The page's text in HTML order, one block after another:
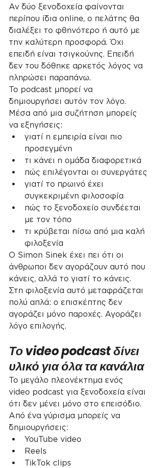
Αν δύο ξενοδοχεία φαίνονται
περίπου ίδια online, ο πελάτης θα
διαλέξει το φθηνότερο ή αυτό με
την καλύτερη προσφορά. Όχι
επειδή είναι τσιγκούνης. Επειδή
δεν του δόθηκε αρκετός λόγος να
πληρώσει παραπάνω.
Το podcast μπορεί να
δημιουργήσει αυτόν τον λόγο.
Μέσα από μια συζήτηση μπορείς
να εξηγήσεις:
γιατί η εμπειρία είναι πιο
προσεγμένη
τι κάνει η ομάδα διαφορετικά
πώς επιλέγονται οι συνεργάτες
γιατί το πρωινό έχει
συγκεκριμένη φιλοσοφία
πώς το ξενοδοχείο συνδέεται
με τον τόπο
τι κρύβεται πίσω από μια καλή
φιλοξενία
Ο Simon Sinek έχει πει ότι οι
άνθρωποι δεν αγοράζουν αυτό που
κάνεις, αλλά το γιατί το κάνεις.
Στη φιλοξενία αυτό μεταφράζεται
πολύ απλά: ο επισκέπτης δεν
αγοράζει μόνο παροχές. Αγοράζει
λόγο επιλογής.
Το video podcast δίνει
υλικό για όλα τα κανάλια
Το μεγάλο πλεονέκτημα ενός
video podcast για ξενοδοχεία είναι
ότι δεν μένει μόνο στο επεισόδιο.
Από ένα γύρισμα μπορείς να
δημιουργήσεις:
YouTube video
Reels
TikTok clips